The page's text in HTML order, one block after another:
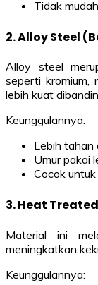
Tidak
2.Alloy Steel
Alloy steel
seperti kromium,
lebih kuat
Keunggulannya:
Lebih tahan
Umur pakai
Cocok
3.Heat
Material ini
meningkatkan
Keunggulannya: